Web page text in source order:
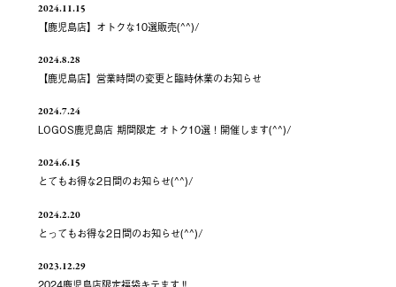
2024.11.15
【鹿児島店】オトクな10選販売(^^)/
2024.8.28
【鹿児島店】営業時間の変更と臨時休業のお知らせ
2024.7.24
LOGOS鹿児島店 期間限定 オトク10選！開催します(^^)/
2024.6.15
とてもお得な2日間のお知らせ(^^)/
2024.2.20
とってもお得な2日間のお知らせ(^^)/
2023.12.29
2024鹿児島店限定福袋キテます‼️